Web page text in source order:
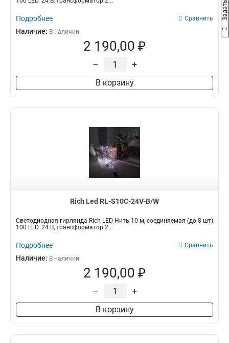
Подробнее Сравнить
Наличие: В наличии
2 190,00 ₽
– +
В корзину
Rich Led RL-S10C-24V-B/W
Светодиодная гирлянда Rich LED Нить 10 м, соединяемая (до 8 шт).
100 LED. 24 B, трансформатор 2...
Подробнее Сравнить
Наличие: В наличии
2 190,00 ₽
– +
В корзину